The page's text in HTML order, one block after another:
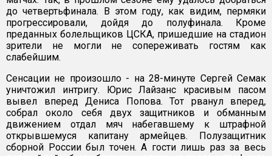
до четвертьфинала. В этом году, как видим, пермяки
прогрессировали, дойдя до полуфинала. Кроме
преданных болельщиков ЦСКА, пришедшие на стадион
зрители не могли не сопереживать гостям как
слабейшим.
Сенсации не произошло - на 28-минуте Сергей Семак
уничтожил интригу. Юрис Лайзанс красивым пасом
вывел вперед Дениса Попова. Тот рванул вперед,
собрал около себя двух защитников и обманным
движением отдал мяч набегавшему к штрафной
открывшемуся капитану армейцев. Полузащитник
сборной России был точен. А гости лишь раз за весь